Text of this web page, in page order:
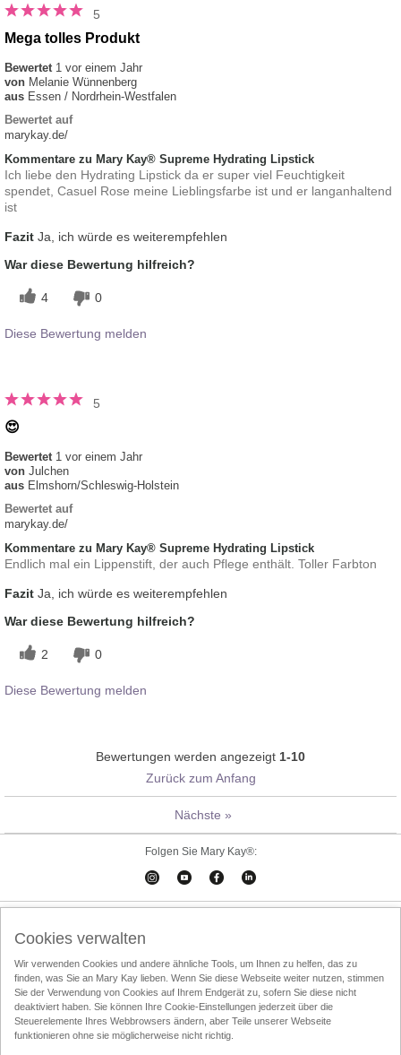
5
Mega tolles Produkt
Bewertet 1 vor einem Jahr
von Melanie Wünnenberg
aus Essen / Nordrhein-Westfalen
Bewertet auf
marykay.de/
Kommentare zu Mary Kay® Supreme Hydrating Lipstick
Ich liebe den Hydrating Lipstick da er super viel Feuchtigkeit
spendet, Casuel Rose meine Lieblingsfarbe ist und er langanhaltend
ist
Fazit Ja, ich würde es weiterempfehlen
War diese Bewertung hilfreich?
4 0
Diese Bewertung melden
5
😍
Bewertet 1 vor einem Jahr
von Julchen
aus Elmshorn/Schleswig-Holstein
Bewertet auf
marykay.de/
Kommentare zu Mary Kay® Supreme Hydrating Lipstick
Endlich mal ein Lippenstift, der auch Pflege enthält. Toller Farbton
Fazit Ja, ich würde es weiterempfehlen
War diese Bewertung hilfreich?
2 0
Diese Bewertung melden
Bewertungen werden angezeigt 1-10
Zurück zum Anfang
Nächste »
Folgen Sie Mary Kay®:
Nutzungsbedingungen Datenschutzrichtlinien
Über den Direktvertrieb
Entsorgung
InTouch Schönheits-Consultant finden
Cookies verwalten
Wir verwenden Cookies und andere ähnliche Tools, um Ihnen zu helfen, das zu
finden, was Sie an Mary Kay lieben. Wenn Sie diese Webseite weiter nutzen, stimmen
Sie der Verwendung von Cookies auf Ihrem Endgerät zu, sofern Sie diese nicht
deaktiviert haben. Sie können Ihre Cookie-Einstellungen jederzeit über die
Steuerelemente Ihres Webbrowsers ändern, aber Teile unserer Webseite
funktionieren ohne sie möglicherweise nicht richtig.